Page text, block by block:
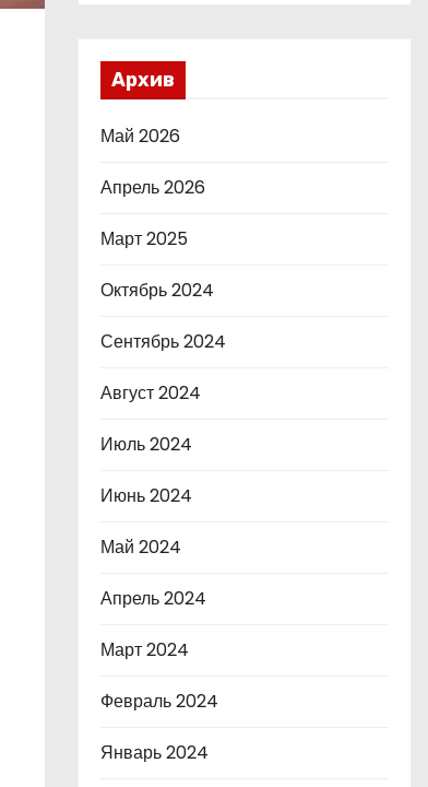
Архив
Май 2026
Апрель 2026
Март 2025
Октябрь 2024
Сентябрь 2024
Август 2024
Июль 2024
Июнь 2024
Май 2024
Апрель 2024
Март 2024
Февраль 2024
Январь 2024